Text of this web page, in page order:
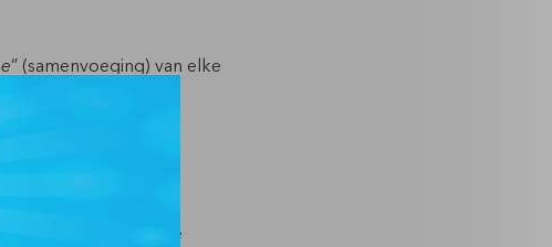
” (samenvoeging) van elke
werkelijkheid is dit de